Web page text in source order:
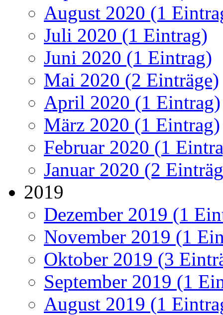
August 2020 (1
Juli 2020 (1 Eintrag)
Juni 2020 (1 Eintrag)
Mai 2020 (2 Einträge)
April 2020 (1 Eintrag)
März 2020 (1 Eintrag)
Februar 2020 (1
Januar 2020 (2
2019
Dezember 2019 (1
November 2019 (1
Oktober 2019 (3
September 2019 (1
August 2019 (1